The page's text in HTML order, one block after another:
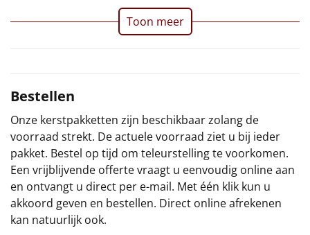
Ideeën
Personeel
Sinterklaaspakketten
Particulier
Kerstgeschenken 2026
Relatiegeschenken
Toon meer
Bestellen
Onze kerstpakketten zijn beschikbaar zolang de
voorraad strekt. De actuele voorraad ziet u bij ieder
pakket. Bestel op tijd om teleurstelling te voorkomen.
Een vrijblijvende offerte vraagt u eenvoudig online aan
en ontvangt u direct per e-mail. Met één klik kun u
akkoord geven en bestellen. Direct online afrekenen
kan natuurlijk ook.